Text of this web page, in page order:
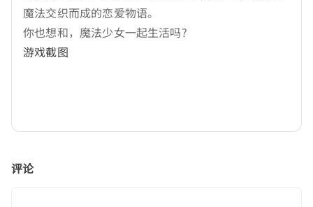
魔法交织而成的恋爱物语。
你也想和，魔法少女一起生活吗?
游戏截图
评论